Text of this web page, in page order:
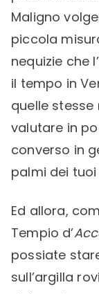
Maligno
piccola
nequizie che
il tempo in
quelle
valutare in
converso in
palmi dei
Ed allora,
Tempio d’
possiate
sull’argilla